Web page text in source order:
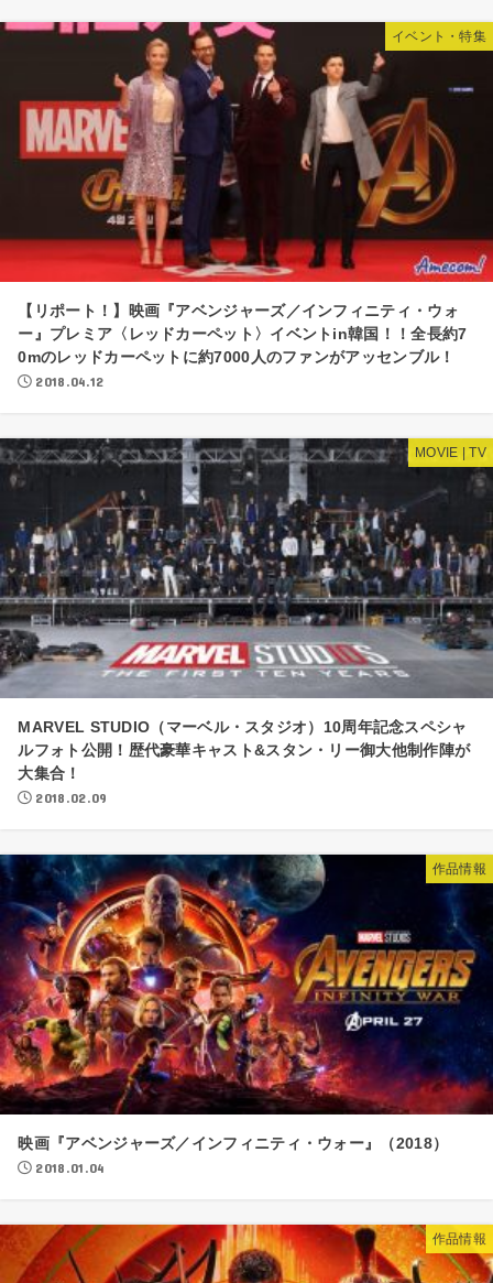
イベント・特集
【リポート！】映画『アベンジャーズ／インフィニティ・ウォ
ー』プレミア〈レッドカーペット〉イベントin韓国！！全長約7
0mのレッドカーペットに約7000人のファンがアッセンブル！
2018.04.12
MOVIE | TV
MARVEL STUDIO（マーベル・スタジオ）10周年記念スペシャ
ルフォト公開！歴代豪華キャスト&スタン・リー御大他制作陣が
大集合！
2018.02.09
作品情報
映画『アベンジャーズ／インフィニティ・ウォー』（2018）
2018.01.04
作品情報